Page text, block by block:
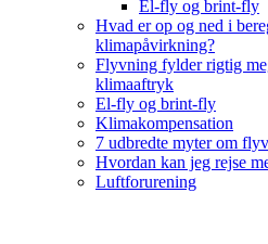
El-fly og brint-fly
Hvad er op og ned i
klimapåvirkning?
Flyvning fylder rigtig
klimaaftryk
El-fly og brint-fly
Klimakompensation
7 udbredte myter om
Hvordan kan jeg rejse
Luftforurening